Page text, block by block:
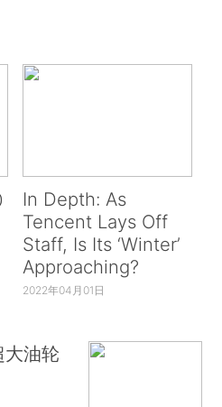
In Depth: As
Tencent Lays Off
Staff, Is Its ‘Winter’
Approaching?
2022年04月01日
油轮